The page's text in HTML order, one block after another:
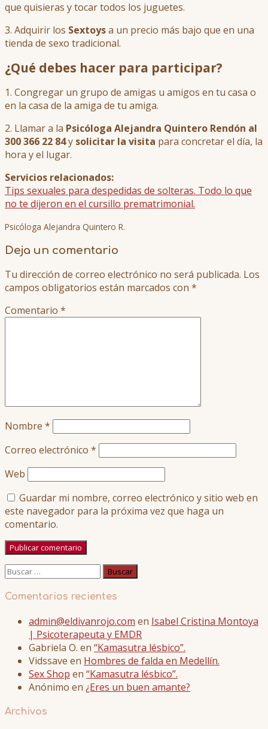
que quisieras y tocar todos los juguetes.
3. Adquirir los Sextoysa un precio más bajo que en una
tienda de sexo tradicional.
¿Qué debes hacer para participar?
1. Congregar un grupo de amigas u amigos en tu casa o
en la casa de la amiga de tu amiga.
2. Llamar a la Psicóloga Alejandra Quintero Rendón al
300 366 22 84y solicitar la visita para concretar el día, la
hora y el lugar.
Servicios relacionados:
Tips sexuales para despedidas de solteras. Todo lo que
no te dijeron en el cursillo prematrimonial.
Psicóloga Alejandra Quintero R.
Deja un comentario
Tu dirección de correo electrónico no será publicada. Los
campos obligatorios están marcados con *
Comentario *
Nombre *
Correo electrónico *
Web
Guardar mi nombre, correo electrónico y sitio web en
este navegador para la próxima vez que haga un
comentario.
Buscar:
Comentarios recientes
admin@eldivanrojo.com en Isabel Cristina Montoya
| Psicoterapeuta y EMDR
Gabriela O. en “Kamasutra lésbico”.
Vidssave en Hombres de falda en Medellín.
Sex Shop en “Kamasutra lésbico”.
Anónimo en ¿Eres un buen amante?
Archivos